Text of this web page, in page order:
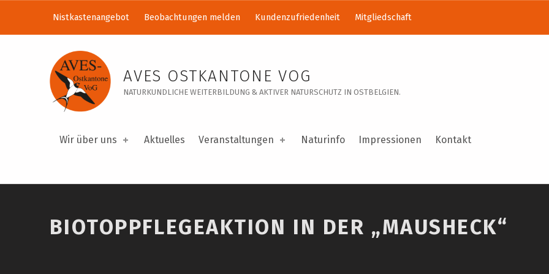
Biotoppflegeaktion in der „Mausheck“ – AVES Ostkantone VoG
AVES OSTKANTONE VOG
NATURKUNDLICHE WEITERBILDUNG & AKTIVER NATURSCHUTZ IN OSTBELGIEN.
Wir über uns Aktuelles Veranstaltungen Naturinfo Impressionen Kontakt
Nistkastenangebot Beobachtungen melden Kundenzufriedenheit Mitgliedschaft
Introduction
BIOTOPPFLEGEAKTION IN DER „MAUSHECK“